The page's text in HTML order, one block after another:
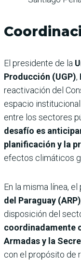
El presidente de la
Producción (UGP),
reactivación del
espacio
entre los sectores
desafío es
planificación y la
efectos climáticos
En la misma línea,
del Paraguay (ARP)
disposición del
coordinadamente
Armadas y la
con el propósito de